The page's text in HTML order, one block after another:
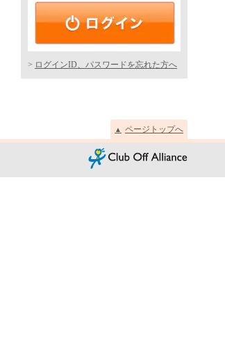
ログインID、パスワードを忘れた方へ
▲ ページトップへ